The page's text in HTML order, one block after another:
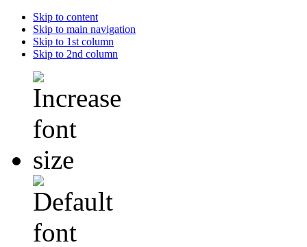
Skip to content
Skip to main navigation
Skip to 1st column
Skip to 2nd column